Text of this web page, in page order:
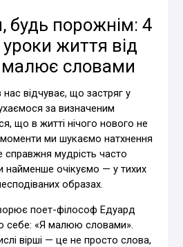
будь порожнім: 4
уроки життя від
малює словами
відчуває, що застряг у
за визначеним
що в житті нічого нового не
моменти ми шукаємо натхнення
справжня мудрість часто
найменше очікуємо — у тихих
образах.
поет-філософ Едуард
себе: «Я малюю словами».
вірші — це не просто слова,